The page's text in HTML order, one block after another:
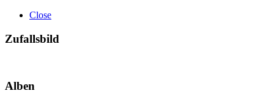
Close
Zufallsbild
Alben